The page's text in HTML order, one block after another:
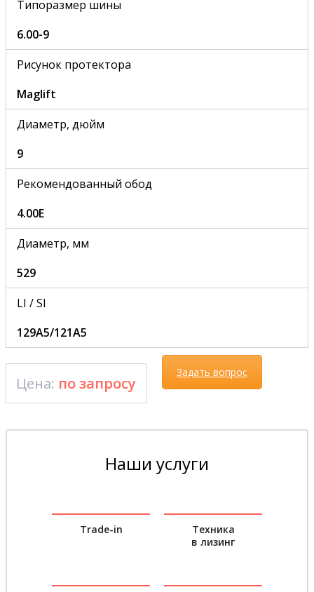
Типоразмер шины
6.00-9
Рисунок протектора
Maglift
Диаметр, дюйм
9
Рекомендованный обод
4.00E
Диаметр, мм
529
LI / SI
129A5/121A5
Цена: по запросу
Задать вопрос
Наши услуги
Trade-in
Техника
в лизинг